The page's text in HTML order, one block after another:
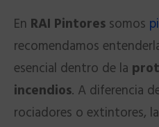
En RAI Pintores somos
recomendamos
esencial dentro de la
incendios. A diferencia
rociadores o extintores,